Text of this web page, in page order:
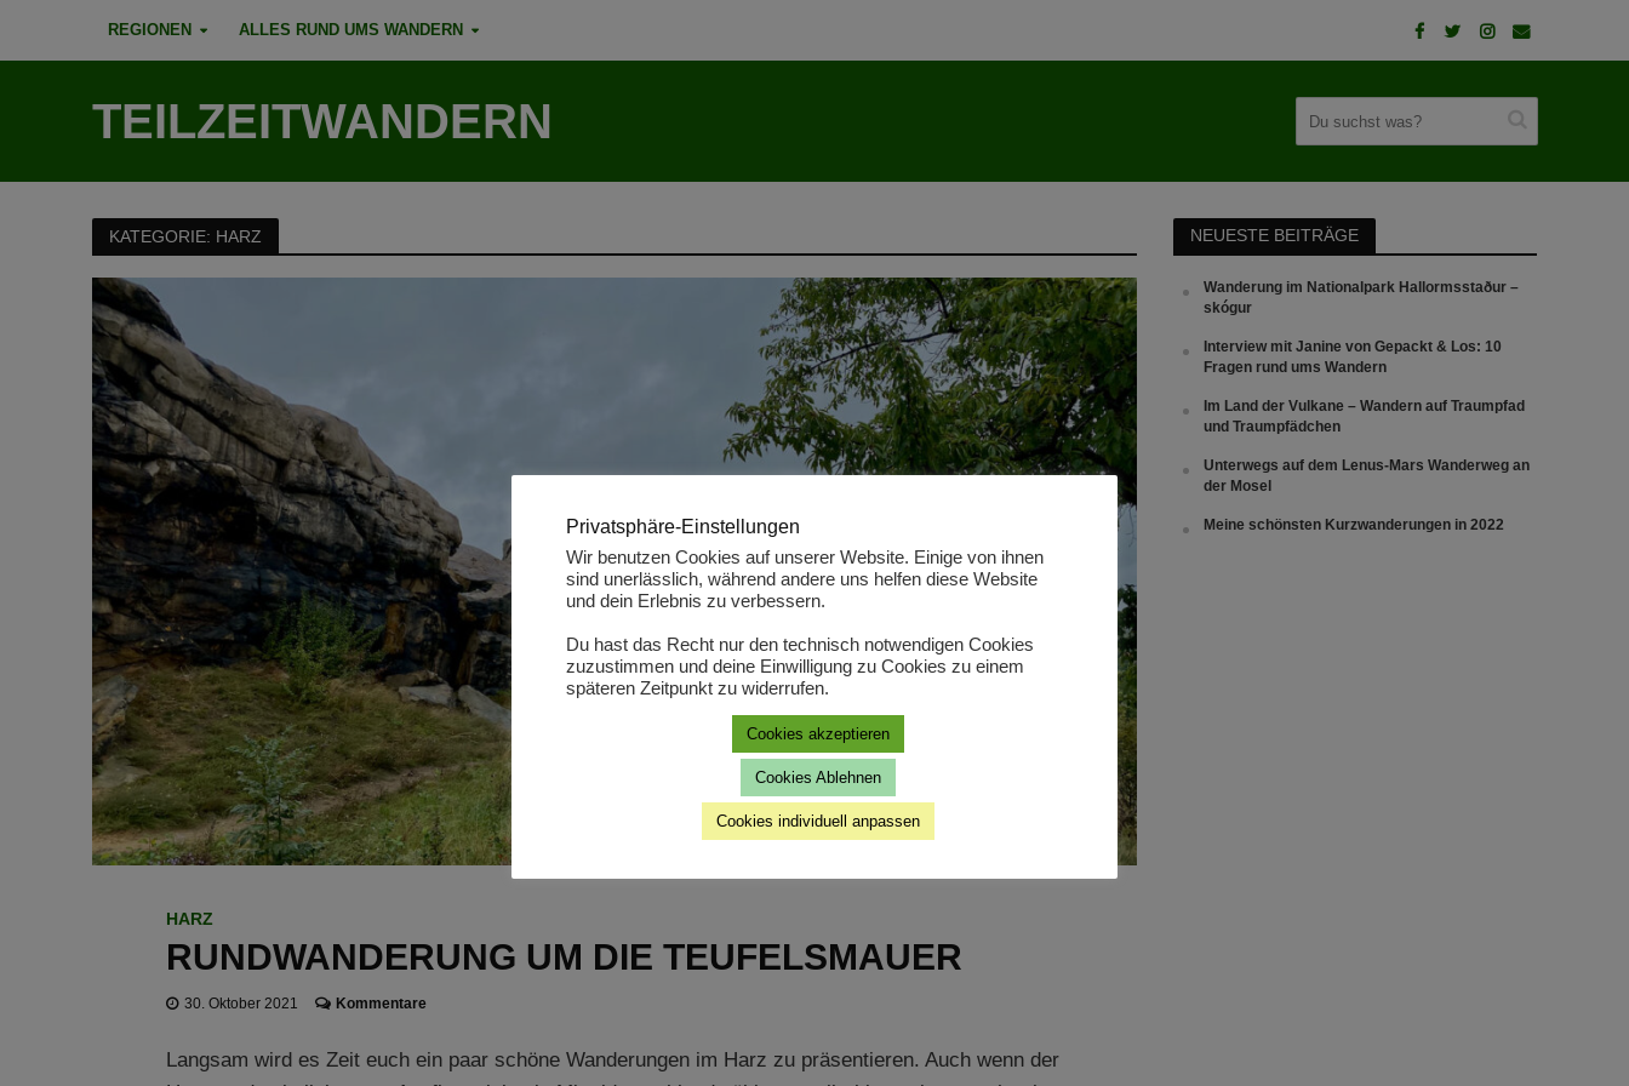
REGIONEN ALLES RUND UMS WANDERN
TEILZEITWANDERN
KATEGORIE: HARZ
HARZ
RUNDWANDERUNG UM DIE TEUFELSMAUER
30. Oktober 2021 Kommentare
Langsam wird es Zeit euch ein paar schöne Wanderungen im Harz zu präsentieren. Auch wenn der
NEUESTE BEITRÄGE
Wanderung im Nationalpark Hallormsstaður –
skógur
Interview mit Janine von Gepackt & Los: 10
Fragen rund ums Wandern
Im Land der Vulkane – Wandern auf Traumpfad
und Traumpfädchen
Unterwegs auf dem Lenus-Mars Wanderweg an
der Mosel
Meine schönsten Kurzwanderungen in 2022
Privatsphäre-Einstellungen
Wir benutzen Cookies auf unserer Website. Einige von ihnen
sind unerlässlich, während andere uns helfen diese Website
und dein Erlebnis zu verbessern.
Du hast das Recht nur den technisch notwendigen Cookies
zuzustimmen und deine Einwilligung zu Cookies zu einem
späteren Zeitpunkt zu widerrufen.
Cookies akzeptieren
Cookies Ablehnen
Cookies individuell anpassen